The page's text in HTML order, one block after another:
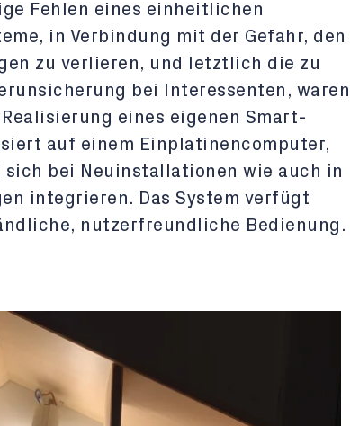
Fehlen eines einheitlichen
in Verbindung mit der Gefahr, den
zu verlieren, und letztlich die zu
bei Interessenten, waren
eines eigenen Smart-
auf einem Einplatinencomputer,
bei Neuinstallationen wie auch in
integrieren. Das System verfügt
nutzerfreundliche Bedienung.